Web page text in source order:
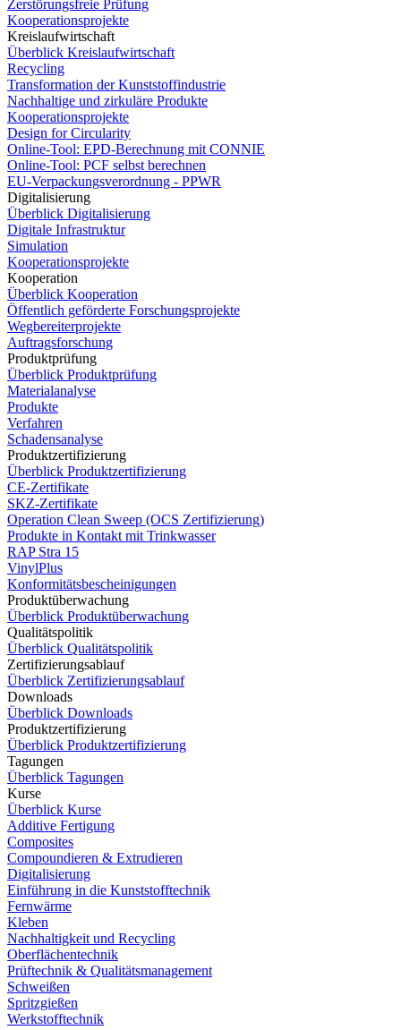
Zerstörungsfreie Prüfung
Kooperationsprojekte
Kreislaufwirtschaft
Überblick Kreislaufwirtschaft
Recycling
Transformation der Kunststoffindustrie
Nachhaltige und zirkuläre Produkte
Kooperationsprojekte
Design for Circularity
Online-Tool: EPD-Berechnung mit CONNIE
Online-Tool: PCF selbst berechnen
EU-Verpackungsverordnung - PPWR
Digitalisierung
Überblick Digitalisierung
Digitale Infrastruktur
Simulation
Kooperationsprojekte
Kooperation
Überblick Kooperation
Öffentlich geförderte Forschungsprojekte
Wegbereiterprojekte
Auftragsforschung
Produktprüfung
Überblick Produktprüfung
Materialanalyse
Produkte
Verfahren
Schadensanalyse
Produktzertifizierung
Überblick Produktzertifizierung
CE-Zertifikate
SKZ-Zertifikate
Operation Clean Sweep (OCS Zertifizierung)
Produkte in Kontakt mit Trinkwasser
RAP Stra 15
VinylPlus
Konformitätsbescheinigungen
Produktüberwachung
Überblick Produktüberwachung
Qualitätspolitik
Überblick Qualitätspolitik
Zertifizierungsablauf
Überblick Zertifizierungsablauf
Downloads
Überblick Downloads
Produktzertifizierung
Überblick Produktzertifizierung
Tagungen
Überblick Tagungen
Kurse
Überblick Kurse
Additive Fertigung
Composites
Compoundieren & Extrudieren
Digitalisierung
Einführung in die Kunststofftechnik
Fernwärme
Kleben
Nachhaltigkeit und Recycling
Oberflächentechnik
Prüftechnik & Qualitätsmanagement
Schweißen
Spritzgießen
Werkstofftechnik